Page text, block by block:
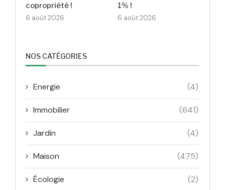
copropriété !
6 août 2026
1% !
6 août 2026
NOS CATÉGORIES
Energie (4)
Immobilier (641)
Jardin (4)
Maison (475)
Écologie (2)